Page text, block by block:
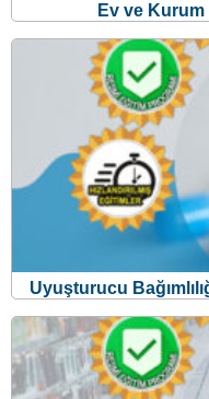
Ev ve
Uyuşturucu